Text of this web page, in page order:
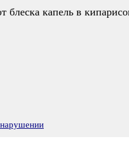
блеска капель в